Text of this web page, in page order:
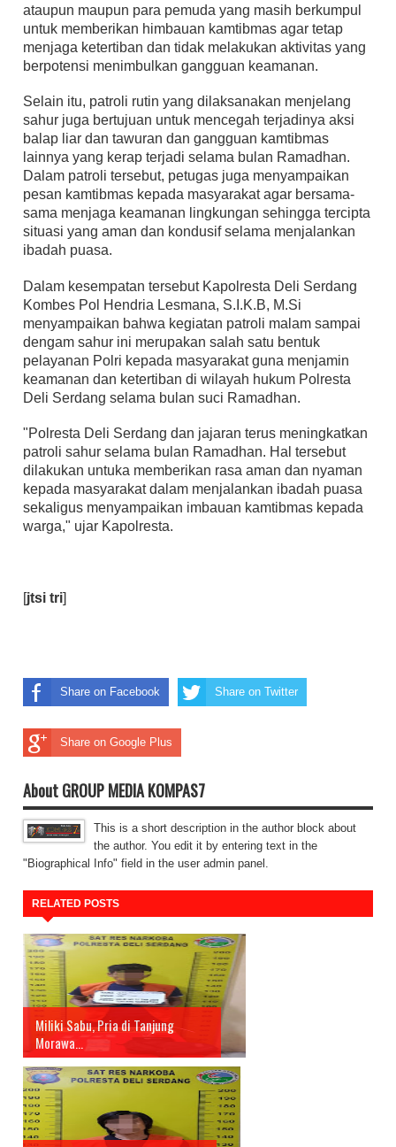
ataupun maupun para pemuda yang masih berkumpul
untuk memberikan himbauan kamtibmas agar tetap
menjaga ketertiban dan tidak melakukan aktivitas yang
berpotensi menimbulkan gangguan keamanan.
Selain itu, patroli rutin yang dilaksanakan menjelang
sahur juga bertujuan untuk mencegah terjadinya aksi
balap liar dan tawuran dan gangguan kamtibmas
lainnya yang kerap terjadi selama bulan Ramadhan.
Dalam patroli tersebut, petugas juga menyampaikan
pesan kamtibmas kepada masyarakat agar bersama-
sama menjaga keamanan lingkungan sehingga tercipta
situasi yang aman dan kondusif selama menjalankan
ibadah puasa.
Dalam kesempatan tersebut Kapolresta Deli Serdang
Kombes Pol Hendria Lesmana, S.I.K.B, M.Si
menyampaikan bahwa kegiatan patroli malam sampai
dengam sahur ini merupakan salah satu bentuk
pelayanan Polri kepada masyarakat guna menjamin
keamanan dan ketertiban di wilayah hukum Polresta
Deli Serdang selama bulan suci Ramadhan.
"Polresta Deli Serdang dan jajaran terus meningkatkan
patroli sahur selama bulan Ramadhan. Hal tersebut
dilakukan untuka memberikan rasa aman dan nyaman
kepada masyarakat dalam menjalankan ibadah puasa
sekaligus menyampaikan imbauan kamtibmas kepada
warga," ujar Kapolresta.
[jtsi tri]
Share on Facebook Share on Twitter
Share on Google Plus
About GROUP MEDIA KOMPAS7
This is a short description in the author block about
the author. You edit it by entering text in the
"Biographical Info" field in the user admin panel.
RELATED POSTS
Miliki Sabu, Pria di Tanjung
Morawa...